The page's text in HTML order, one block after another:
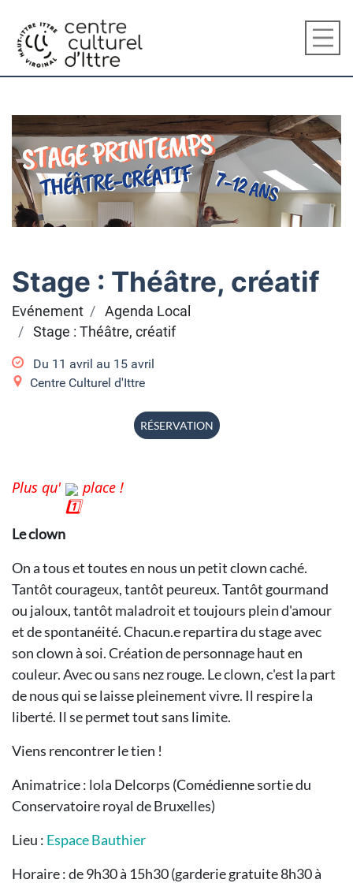
Stage : Théâtre, créatif
Evénement
Agenda Local
Stage : Théâtre, créatif
Du 11 avril au 15 avril
Centre Culturel d'Ittre
RÉSERVATION
Plus qu' place !
Le clown
On a tous et toutes en nous un petit clown caché.
Tantôt courageux, tantôt peureux. Tantôt gourmand
ou jaloux, tantôt maladroit et toujours plein d'amour
et de spontanéité. Chacun.e repartira du stage avec
son clown à soi. Création de personnage haut en
couleur. Avec ou sans nez rouge. Le clown, c'est la part
de nous qui se laisse pleinement vivre. Il respire la
liberté. Il se permet tout sans limite.
Viens rencontrer le tien !
Animatrice : lola Delcorps (Comédienne sortie du
Conservatoire royal de Bruxelles)
Lieu : Espace Bauthier
Horaire : de 9h30 à 15h30 (garderie gratuite 8h30 à